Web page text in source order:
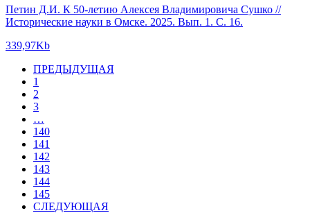
Петин Д.И. К 50-летию Алексея Владимировича Сушко //
Исторические науки в Омске. 2025. Вып. 1. С. 16.
339,97Kb
ПРЕДЫДУЩАЯ
1
2
3
…
140
141
142
143
144
145
СЛЕДУЮЩАЯ